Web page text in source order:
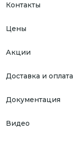
Контакты
Цены
Акции
Доставка и оплата
Документация
Видео